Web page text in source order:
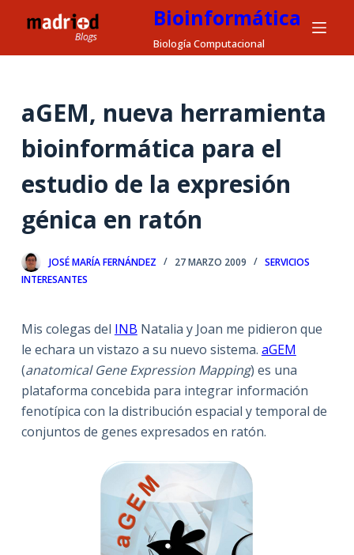
l
n
e
n
d
o
Bioinformática
Biología Computacional
aGEM, nueva herramienta
bioinformática para el
estudio de la expresión
génica en ratón
JOSÉ MARÍA FERNÁNDEZ 27 MARZO 2009
SERVICIOS
INTERESANTES
Mis colegas del INB Natalia y Joan me pidieron que
le echara un vistazo a su nuevo sistema. aGEM
(anatomical Gene Expression Mapping) es una
plataforma concebida para integrar información
fenotípica con la distribución espacial y temporal de
conjuntos de genes expresados en ratón.